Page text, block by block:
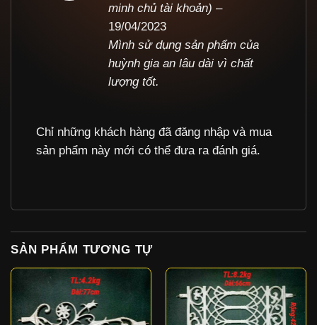
sao
minh chủ tài khoản) –
19/04/2023
Mình sử dụng sản phẩm của
huỳnh gia an lâu dài vì chất
lượng tốt.
Chỉ những khách hàng đã đăng nhập và mua
sản phẩm này mới có thể đưa ra đánh giá.
SẢN PHẨM TƯƠNG TỰ